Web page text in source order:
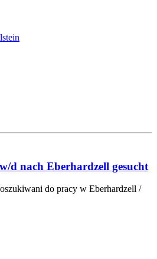
d nach Eberhardzell gesucht
do pracy w Eberhardzell /